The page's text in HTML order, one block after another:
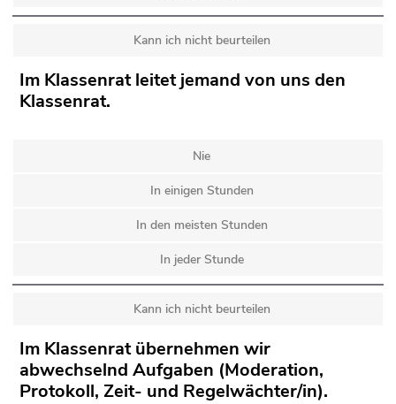
Kann ich nicht beurteilen
Im Klassenrat leitet jemand von uns den
Klassenrat.
Nie
In einigen Stunden
In den meisten Stunden
In jeder Stunde
Kann ich nicht beurteilen
Im Klassenrat übernehmen wir
abwechselnd Aufgaben (Moderation,
Protokoll, Zeit- und Regelwächter/in).